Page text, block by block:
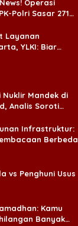
Operasi
Polri Sasar 271
Pemeriksaan’
Layanan
YLKI: Biar
Nuklir Mandek di
Analis Soroti
Infrastruktur:
Berbeda
vs Penghuni Usus
Kamu
Banyak